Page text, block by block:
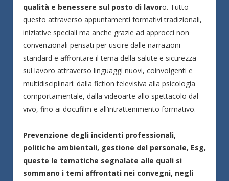
qualità e benessere sul posto di lavoro. Tutto
questo attraverso appuntamenti formativi tradizionali,
iniziative speciali ma anche grazie ad approcci non
convenzionali pensati per uscire dalle narrazioni
standard e affrontare il tema della salute e sicurezza
sul lavoro attraverso linguaggi nuovi, coinvolgenti e
multidisciplinari: dalla fiction televisiva alla psicologia
comportamentale, dalla videoarte allo spettacolo dal
vivo, fino ai docufilm e all’intrattenimento formativo.
Prevenzione degli incidenti professionali,
politiche ambientali, gestione del personale, Esg,
queste le tematiche segnalate alle quali si
sommano i temi affrontati nei convegni, negli